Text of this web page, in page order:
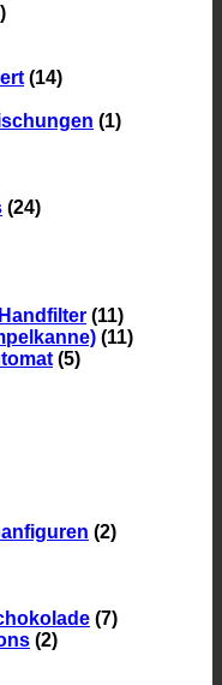
(14)
(1)
(24)
(11)
(11)
(5)
(2)
(7)
(2)